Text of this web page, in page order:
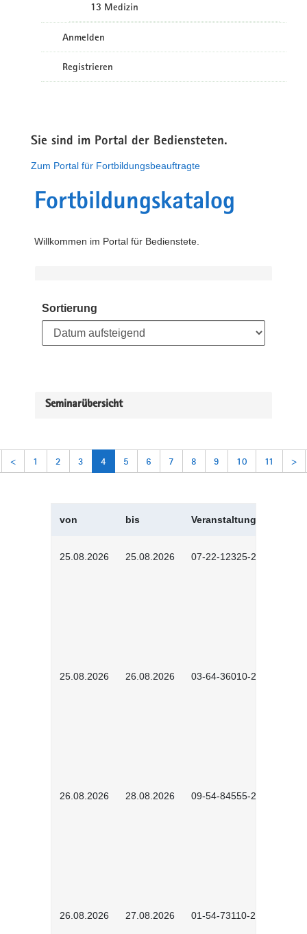
13 Medizin
Anmelden
Registrieren
Sie sind im Portal der Bediensteten.
Zum Portal für Fortbildungsbeauftragte
Fortbildungskatalog
Willkommen im Portal für Bedienstete.
Sortierung
Seminarübersicht
< 1 2 3 4 5 6 7 8 9 10 11 >
von bis Veranstaltungskürzel
25.08.2026 25.08.2026 07-22-12325-2603
25.08.2026 26.08.2026 03-64-36010-2601
26.08.2026 28.08.2026 09-54-84555-2502
26.08.2026 27.08.2026 01-54-73110-2502